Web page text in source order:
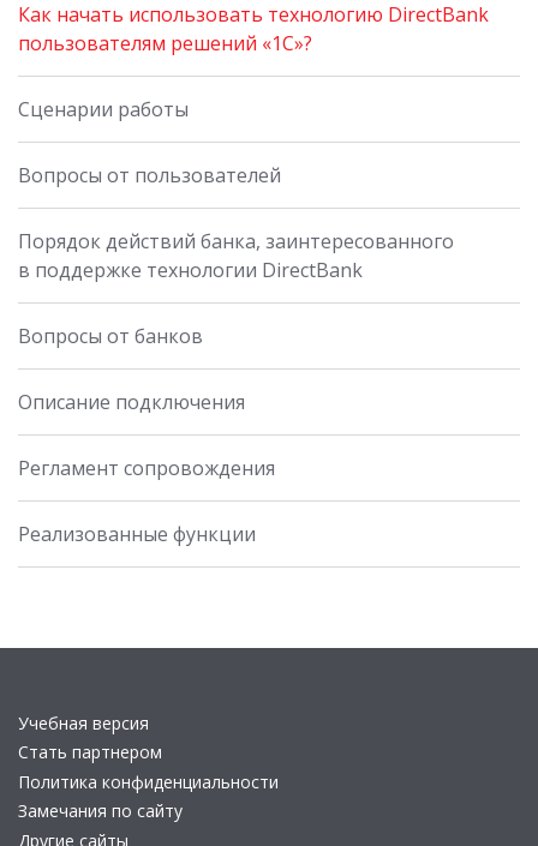
Как начать использовать технологию DirectBank
пользователям решений «1С»?
Сценарии работы
Вопросы от пользователей
Порядок действий банка, заинтересованного
в поддержке технологии DirectBank
Вопросы от банков
Описание подключения
Регламент сопровождения
Реализованные функции
Учебная версия
Стать партнером
Политика конфиденциальности
Замечания по сайту
Другие сайты